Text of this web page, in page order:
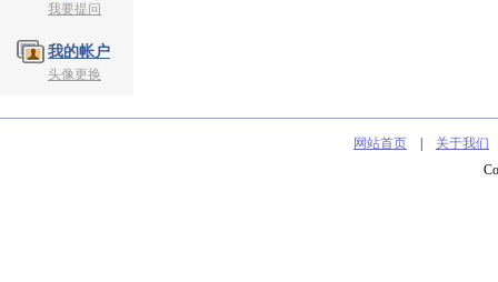
我要提问
我的帐户
头像更换
网站首页 关于我们